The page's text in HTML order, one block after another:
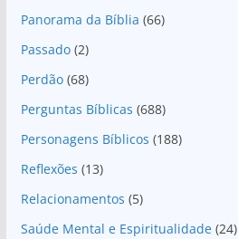
Panorama da Bíblia (66)
Passado(2)
Perdão(68)
Perguntas Bíblicas (688)
Personagens Bíblicos (188)
Reflexões (13)
Relacionamentos (5)
Saúde Mental e Espiritualidade(24)